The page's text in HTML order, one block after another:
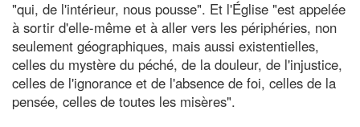
"qui, de l'intérieur, nous pousse". Et l'Église "est appelée
à sortir d'elle-même et à aller vers les périphéries, non
seulement géographiques, mais aussi existentielles,
celles du mystère du péché, de la douleur, de l'injustice,
celles de l'ignorance et de l'absence de foi, celles de la
pensée, celles de toutes les misères".